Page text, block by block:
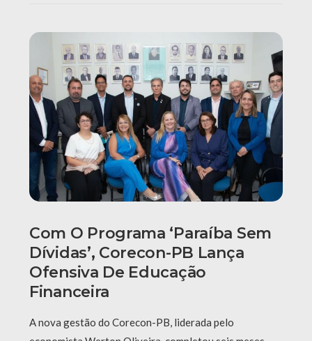
Com O Programa ‘Paraíba Sem
Dívidas’, Corecon-PB Lança
Ofensiva De Educação
Financeira
A nova gestão do Corecon-PB, liderada pelo